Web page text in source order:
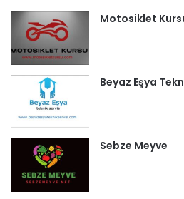
Motosiklet
Beyaz Eşya
Sebze Meyve